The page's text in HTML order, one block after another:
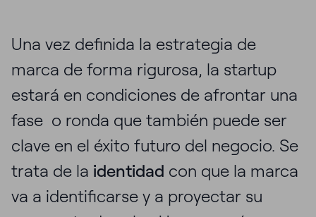
Una vez definida la estrategia de
marca de forma rigurosa, la startup
estará en condiciones de afrontar una
fase o ronda que también puede ser
clave en el éxito futuro del negocio. Se
trata de la identidad con que la marca
va a identificarse y a proyectar su